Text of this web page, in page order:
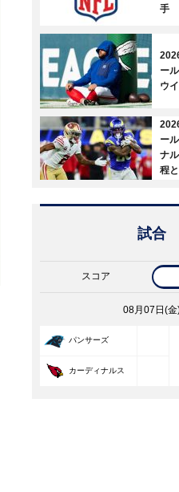
手
ー
ウ
ー
ナ
程
試合
スコア
08月07日(金
パンサーズ
カーディナルス